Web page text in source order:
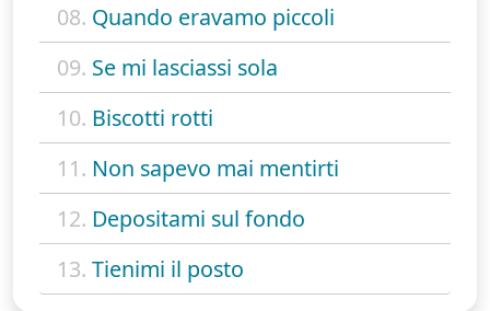
08. Quando eravamo piccoli
09. Se mi lasciassi sola
10. Biscotti rotti
11. Non sapevo mai mentirti
12. Depositami sul fondo
13. Tienimi il posto